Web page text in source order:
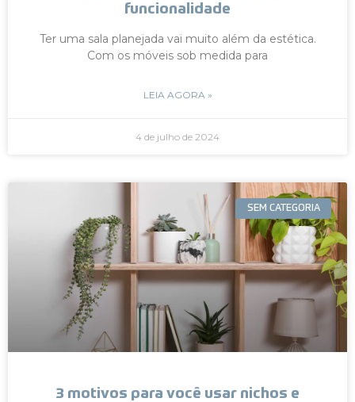
funcionalidade
Ter uma sala planejada vai muito além da estética.
Com os móveis sob medida para
LEIA AGORA »
4 de julho de 2024
SEM CATEGORIA
3 motivos para você usar nichos e